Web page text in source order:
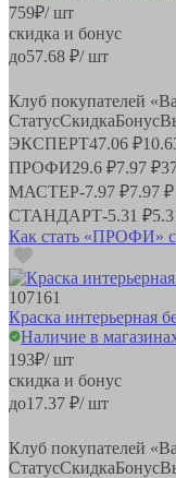
759₽/ шт
скидка и бонус
до57.68 ₽/ шт
Клуб покупателей
СтатусСкидкаБонус
ЭКСПЕРТ47.06 ₽
ПРОФИ29.6 ₽7.97 ₽
МАСТЕР-7.97 ₽7.97 ₽
СТАНДАРТ-5.31 ₽
Как стать «ПРОФИ»
107161
Краска интерьерная
Наличие в
193₽/ шт
скидка и бонус
до17.37 ₽/ шт
Клуб покупателей
СтатусСкидкаБонус